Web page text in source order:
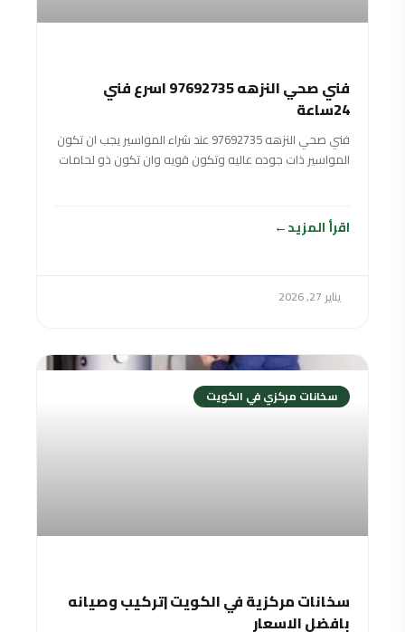
فني صحي النزهه 97692735 اسرع فني
24ساعة
فني صحي النزهه 97692735 عند شراء المواسير يجب ان تكون
المواسير ذات جوده عاليه وتكون قويه وان تكون ذو لحامات
اقرأ المزيد
يناير 27, 2026
سخانات مركزي في الكويت
سخانات مركزية في الكويت |تركيب وصيانه
بافضل الاسعار